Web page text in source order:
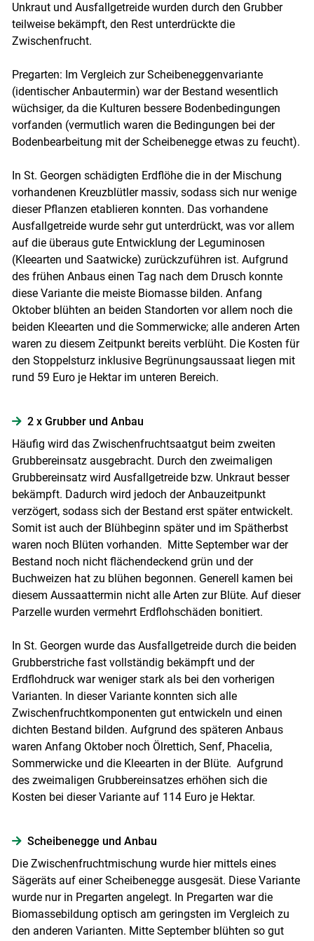
Unkraut und Ausfallgetreide wurden durch den Grubber
teilweise bekämpft, den Rest unterdrückte die
Zwischenfrucht.
Pregarten: Im Vergleich zur Scheibeneggenvariante
(identischer Anbautermin) war der Bestand wesentlich
wüchsiger, da die Kulturen bessere Bodenbedingungen
vorfanden (vermutlich waren die Bedingungen bei der
Bodenbearbeitung mit der Scheibenegge etwas zu feucht).
In St. Georgen schädigten Erdflöhe die in der Mischung
vorhandenen Kreuzblütler massiv, sodass sich nur wenige
dieser Pflanzen etablieren konnten. Das vorhandene
Ausfallgetreide wurde sehr gut unterdrückt, was vor allem
auf die überaus gute Entwicklung der Leguminosen
(Kleearten und Saatwicke) zurückzuführen ist. Aufgrund
des frühen Anbaus einen Tag nach dem Drusch konnte
diese Variante die meiste Biomasse bilden. Anfang
Oktober blühten an beiden Standorten vor allem noch die
beiden Kleearten und die Sommerwicke; alle anderen Arten
waren zu diesem Zeitpunkt bereits verblüht. Die Kosten für
den Stoppelsturz inklusive Begrünungsaussaat liegen mit
rund 59 Euro je Hektar im unteren Bereich.
2 x Grubber und Anbau
Häufig wird das Zwischenfruchtsaatgut beim zweiten
Grubbereinsatz ausgebracht. Durch den zweimaligen
Grubbereinsatz wird Ausfallgetreide bzw. Unkraut besser
bekämpft. Dadurch wird jedoch der Anbauzeitpunkt
verzögert, sodass sich der Bestand erst später entwickelt.
Somit ist auch der Blühbeginn später und im Spätherbst
waren noch Blüten vorhanden. Mitte September war der
Bestand noch nicht flächendeckend grün und der
Buchweizen hat zu blühen begonnen. Generell kamen bei
diesem Aussaattermin nicht alle Arten zur Blüte. Auf dieser
Parzelle wurden vermehrt Erdflohschäden bonitiert.
In St. Georgen wurde das Ausfallgetreide durch die beiden
Grubberstriche fast vollständig bekämpft und der
Erdflohdruck war weniger stark als bei den vorherigen
Varianten. In dieser Variante konnten sich alle
Zwischenfruchtkomponenten gut entwickeln und einen
dichten Bestand bilden. Aufgrund des späteren Anbaus
waren Anfang Oktober noch Ölrettich, Senf, Phacelia,
Sommerwicke und die Kleearten in der Blüte. Aufgrund
des zweimaligen Grubbereinsatzes erhöhen sich die
Kosten bei dieser Variante auf 114 Euro je Hektar.
Scheibenegge und Anbau
Die Zwischenfruchtmischung wurde hier mittels eines
Sägeräts auf einer Scheibenegge ausgesät. Diese Variante
wurde nur in Pregarten angelegt. In Pregarten war die
Biomassebildung optisch am geringsten im Vergleich zu
den anderen Varianten. Mitte September blühten so gut